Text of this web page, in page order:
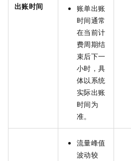
出账时间
账单出账
时间通常
在当前计
费周期结
束后下一
小时，具
体以系统
实际出账
时间为
准。
流量峰值
波动较